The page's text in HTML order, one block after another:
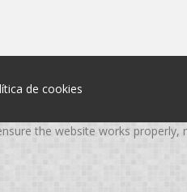
de cookies
the website works